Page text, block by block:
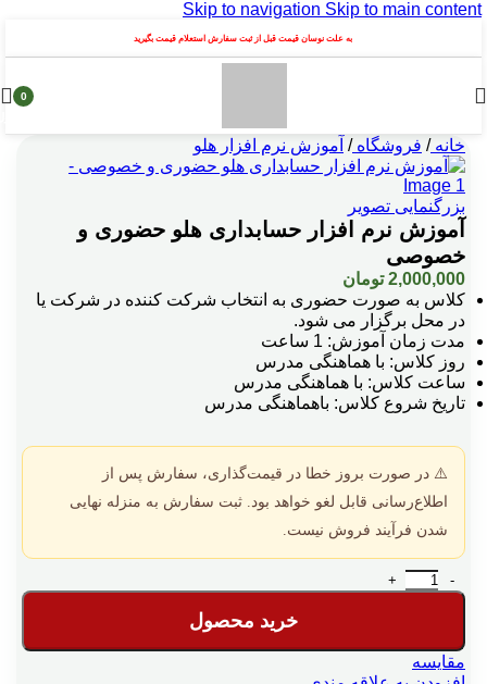
Skip to navigation Skip to main content
به علت نوسان قیمت قبل از ثبت سفارش استعلام قیمت بگیرید
0
خانه/ فروشگاه/ آموزش نرم افزار هلو
بزرگنمایی تصویر
آموزش نرم افزار حسابداری هلو حضوری و
خصوصی
2,000,000 تومان
کلاس به صورت حضوری به انتخاب شرکت کننده در شرکت یا
در محل برگزار می شود.
مدت زمان آموزش: 1 ساعت
روز کلاس: با هماهنگی مدرس
ساعت کلاس: با هماهنگی مدرس
تاریخ شروع کلاس: باهماهنگی مدرس
⚠️ در صورت بروز خطا در قیمت‌گذاری، سفارش پس از
اطلاع‌رسانی قابل لغو خواهد بود. ثبت سفارش به منزله نهایی
شدن فرآیند فروش نیست.
آموزش نرم افزار حسابداری هلو حضوری و خصوصی عدد
خرید محصول
مقایسه